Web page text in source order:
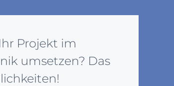
Projekt im
umsetzen? Das